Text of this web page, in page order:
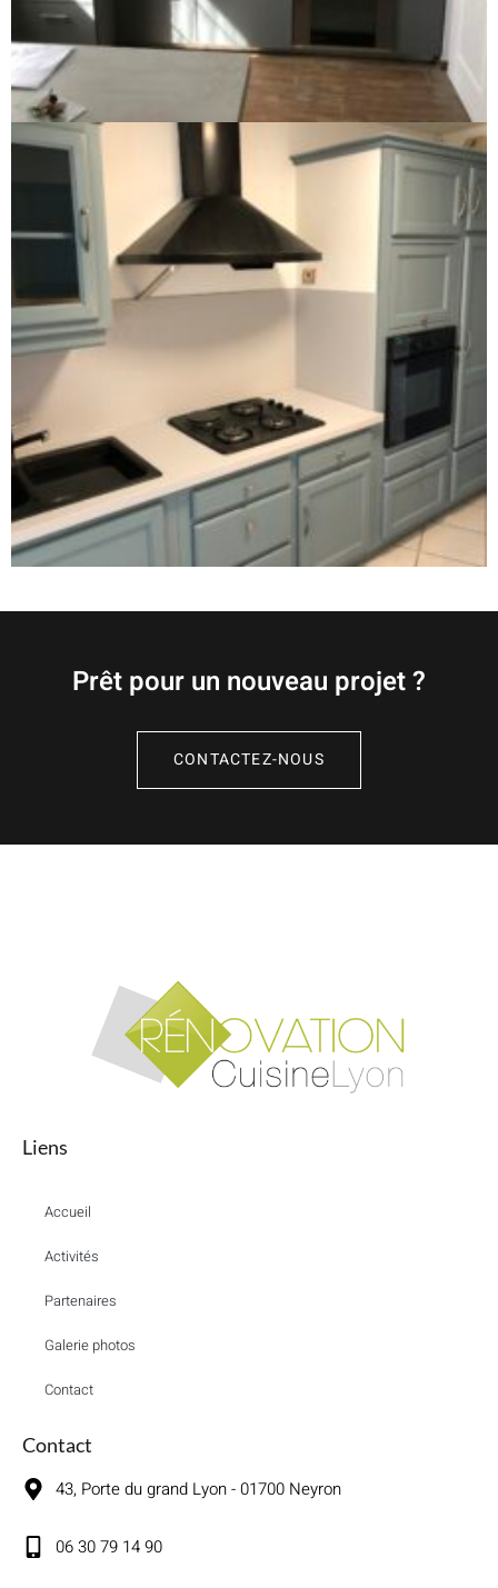
Prêt pour un nouveau projet ?
CONTACTEZ-NOUS
Liens
Accueil
Activités
Partenaires
Galerie photos
Contact
Contact
43, Porte du grand Lyon - 01700 Neyron
06 30 79 14 90